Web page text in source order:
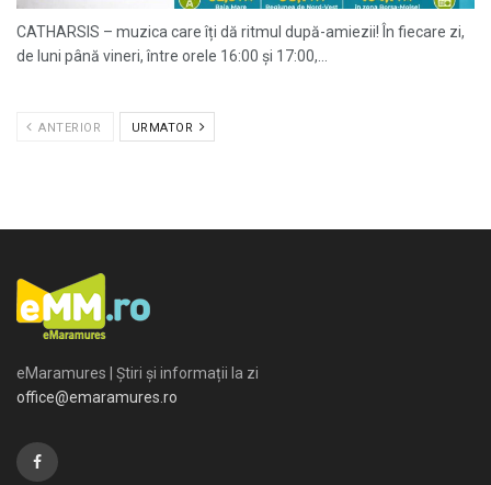
CATHARSIS – muzica care îți dă ritmul după-amiezii! În fiecare zi,
de luni până vineri, între orele 16:00 și 17:00,...
ANTERIOR URMATOR
eMaramures | Știri și informații la zi
office@emaramures.ro